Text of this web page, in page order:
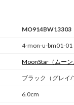
MO914BW13303
4-mon-u-bm01-01
MoonStar （ムー
ブラック（グレイ/
6.0cm